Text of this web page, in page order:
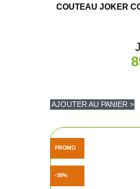
COUTEAU JOKER
AJOUTER AU PANIER >
PROMO
-30%